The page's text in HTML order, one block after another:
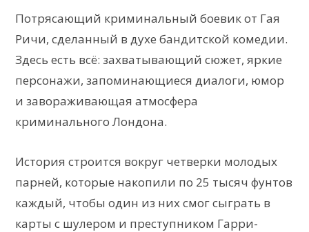
Потрясающий криминальный боевик от Гая
Ричи, сделанный в духе бандитской комедии.
Здесь есть всё: захватывающий сюжет, яркие
персонажи, запоминающиеся диалоги, юмор
и завораживающая атмосфера
криминального Лондона.
История строится вокруг четверки молодых
парней, которые накопили по 25 тысяч фунтов
каждый, чтобы один из них смог сыграть в
карты с шулером и преступником Гарри-